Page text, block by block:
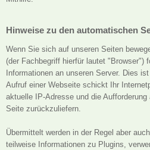
Hinweise zu den automatischen
Wenn Sie sich auf unseren Seiten
(der Fachbegriff hierfür lautet "Browser")
Informationen an unseren Server. Dies
Aufruf einer Webseite schickt Ihr
aktuelle IP-Adresse und die
Seite zurückzuliefern.
Übermittelt werden in der Regel aber
teilweise Informationen zu Plugins,